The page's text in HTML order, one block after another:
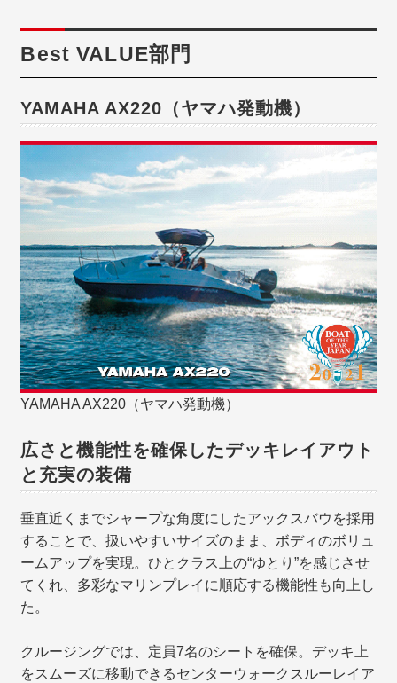
Best VALUE部門
YAMAHA AX220（ヤマハ発動機）
YAMAHA AX220（ヤマハ発動機）
広さと機能性を確保したデッキレイアウト
と充実の装備
垂直近くまでシャープな角度にしたアックスバウを採用
することで、扱いやすいサイズのまま、ボディのボリュ
ームアップを実現。ひとクラス上の“ゆとり”を感じさせ
てくれ、多彩なマリンプレイに順応する機能性も向上し
た。
クルージングでは、定員7名のシートを確保。デッキ上
をスムーズに移動できるセンターウォークスルーレイア